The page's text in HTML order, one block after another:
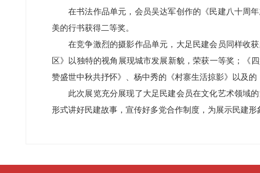
在书法作品单元，会员吴达军创作的《民建八十周
美的行书获得二等奖。
在竞争激烈的摄影作品单元，大足民建会员同样收
区》以独特的视角展现城市发展新貌，荣获一等奖；《
赞盛世中秋共抒怀》、杨中秀的《村寨生活掠影》以及
此次展览充分展现了大足民建会员在文化艺术领域
形式讲好民建故事，宣传好多党合作制度，为展示民建形